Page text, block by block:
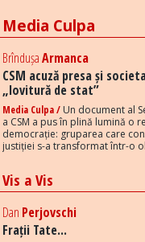
Media Culpa
BrîndușaArmanca
CSM acuză presa și
„lovitură de stat”
Media Culpa / Un document al
a CSM a pus în plină lumină o
democrație: gruparea care
justiției s-a transformat într-o
Vis a Vis
Dan Perjovschi
Frații Tate...